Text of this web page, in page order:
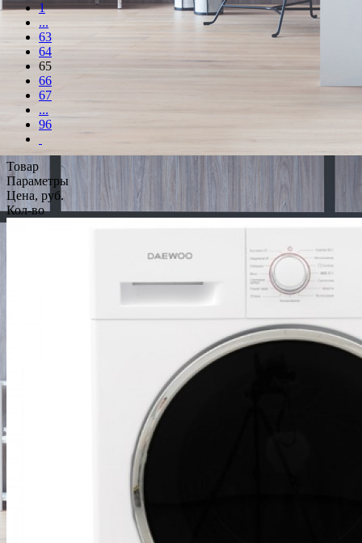
1
...
63
64
65
66
67
...
96
Товар
Параметры
Цена, руб.
Кол-во